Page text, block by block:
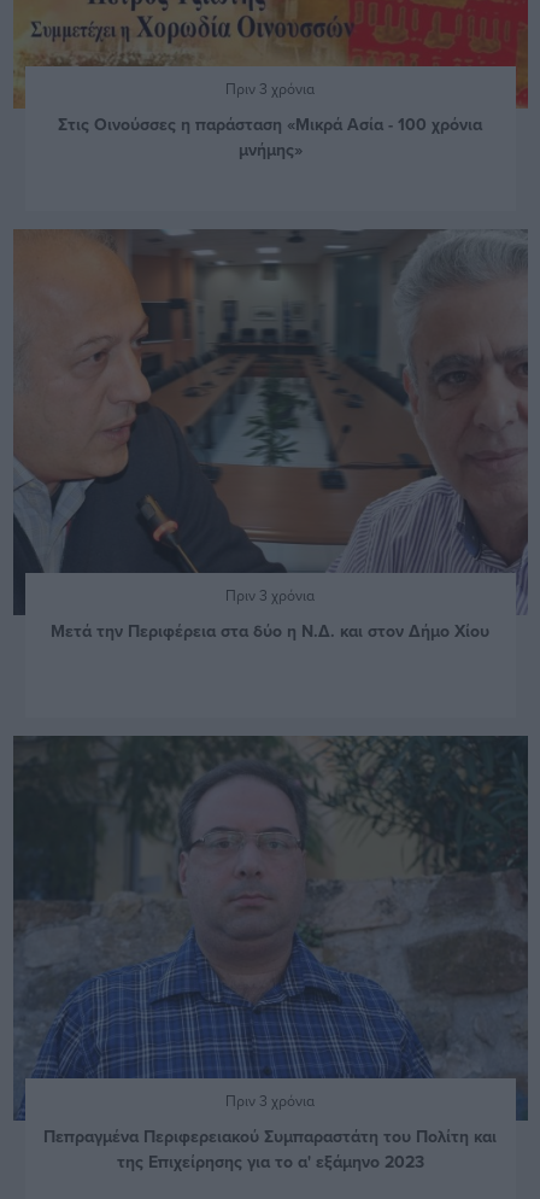
Πριν 3 χρόνια
Στις Οινούσσες η παράσταση «Μικρά Ασία - 100 χρόνια
μνήμης»
Πριν 3 χρόνια
Μετά την Περιφέρεια στα δύο η Ν.Δ. και στον Δήμο Χίου
Πριν 3 χρόνια
Πεπραγμένα Περιφερειακού Συμπαραστάτη του Πολίτη και
της Επιχείρησης για το α' εξάμηνο 2023